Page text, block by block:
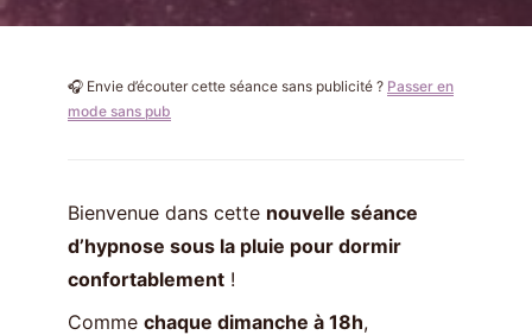
🎧 Envie d’écouter cette séance sans publicité ? Passer en
mode sans pub
Bienvenue dans cette nouvelle séance
d’hypnose sous la pluie pour dormir
confortablement !
Comme chaque dimanche à 18h,